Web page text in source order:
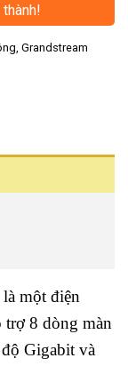
Grandstream
là một điện
trợ 8 dòng màn
Gigabit và